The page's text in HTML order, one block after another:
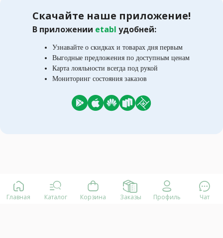
Скачайте наше приложение!
В приложении etabl удобней:
Узнавайте о скидках и товарах дня первым
Выгодные предложения по доступным ценам
Карта лояльности всегда под рукой
Мониторинг состояния заказов
Главная Каталог Корзина Заказы Профиль Чат